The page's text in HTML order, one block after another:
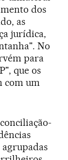
dos
as
jurídica,
No
para
que os
com um